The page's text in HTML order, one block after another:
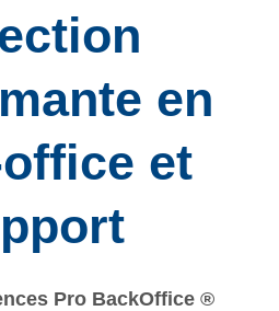
en
et
Pro BackOffice ®